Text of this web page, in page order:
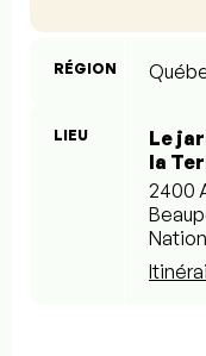
RÉGION
LIEU
Le
la
2400